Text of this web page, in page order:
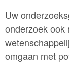
Uw
onderzoek ook
omgaan met